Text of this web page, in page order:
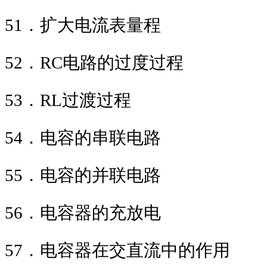
51 ．扩大电流表量程
52 ． RC电路的过度
53 ． RL过渡过
54 ．电容的串联
55 ．电容的并联电路
56 ．电容器的充放电
57 ．电容器在交直流中的作用